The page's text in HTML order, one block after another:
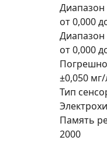
от 0,000
Диапазон
от 0,000
±0,050
Тип
Память
2000